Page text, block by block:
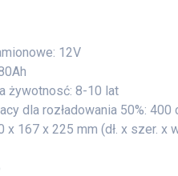
12V
żywotnosć: 8-10 lat
dla rozładowania 50%: 400
x 167 x 225 mm (dł. x szer. x